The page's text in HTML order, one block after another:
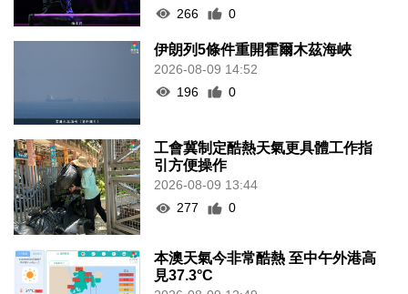
266 0
伊朗列5條件重開霍爾木茲海峽
2026-08-09 14:52
196
0
工會冀制定酷熱天氣更具體工作指
引方便操作
2026-08-09 13:44
277
0
本澳天氣今非常酷熱 至中午外港高
見37.3°C